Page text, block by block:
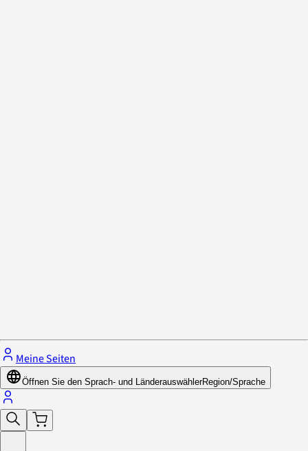
Meine Seiten
Öffnen Sie den Sprach- und LänderauswählerRegion/Sprache